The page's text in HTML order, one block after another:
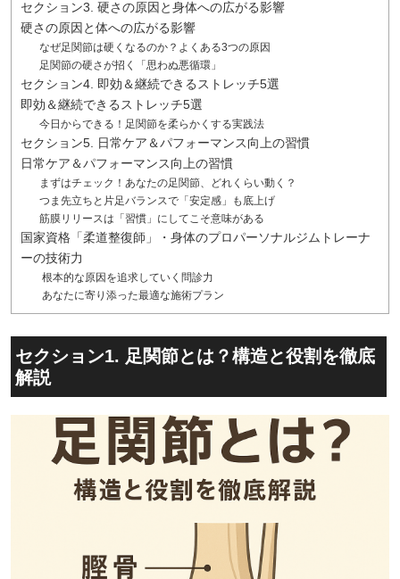
セクション3. 硬さの原因と身体への広がる影響
硬さの原因と体への広がる影響
なぜ足関節は硬くなるのか？よくある3つの原因
足関節の硬さが招く「思わぬ悪循環」
セクション4. 即効＆継続できるストレッチ5選
即効＆継続できるストレッチ5選
今日からできる！足関節を柔らかくする実践法
セクション5. 日常ケア＆パフォーマンス向上の習慣
日常ケア＆パフォーマンス向上の習慣
まずはチェック！あなたの足関節、どれくらい動く？
つま先立ちと片足バランスで「安定感」も底上げ
筋膜リリースは「習慣」にしてこそ意味がある
国家資格「柔道整復師」・身体のプロパーソナルジムトレーナ
ーの技術力
根本的な原因を追求していく問診力
あなたに寄り添った最適な施術プラン
セクション1. 足関節とは？構造と役割を徹底
解説